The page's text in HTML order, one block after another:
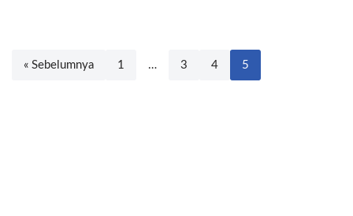
« Sebelumnya 1 … 3 4 5